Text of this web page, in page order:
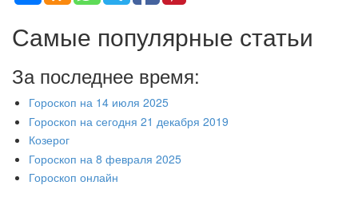
Самые популярные статьи
За последнее время:
Гороскоп на 14 июля 2025
Гороскоп на сегодня 21 декабря 2019
Козерог
Гороскоп на 8 февраля 2025
Гороскоп онлайн